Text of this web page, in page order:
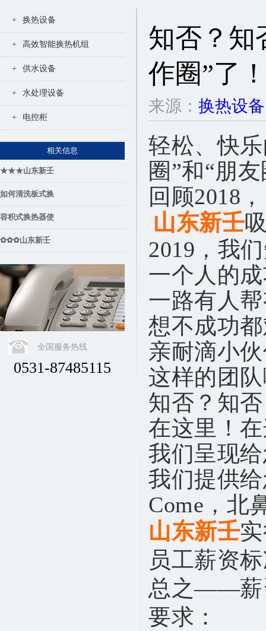
+ 换热设备
+ 高效智能换热机组
+ 供水设备
+ 水处理设备
+ 电控柜
相关信息
★★★山东新壬
如何清洗板式换
容积式换热器使
✿✿✿山东新壬
全国服务热线
0531-87485115
知否？
作圈”了
来源： 换热设备
轻松、快
圈”和“朋
回顾2018，
山东新壬
2019，我
一个人的
一路有人
想不成功
亲耐滴小
这样的团
知否？知
在这里！
我们呈现
我们提供
Come，北
山东新壬
员工薪资
总之——薪
要求：